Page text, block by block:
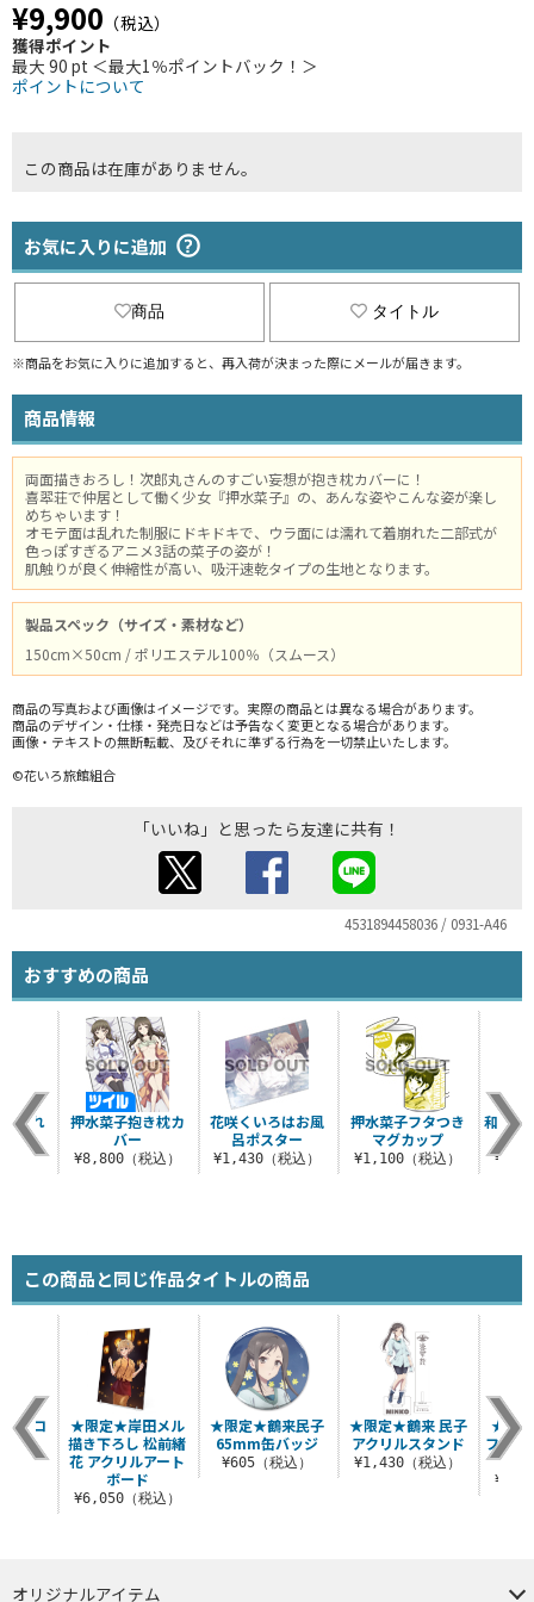
¥9,900 （税込）
獲得ポイント
最大 90 pt ＜最大1％ポイントバック！＞
ポイントについて
この商品は在庫がありません。
お気に入りに追加
商品 タイトル
※商品をお気に入りに追加すると、再入荷が決まった際にメールが届きます。
商品情報
両面描きおろし！次郎丸さんのすごい妄想が抱き枕カバーに！
喜翆荘で仲居として働く少女『押水菜子』の、あんな姿やこんな姿が楽し
めちゃいます！
オモテ面は乱れた制服にドキドキで、ウラ面には濡れて着崩れた二部式が
色っぽすぎるアニメ3話の菜子の姿が！
肌触りが良く伸縮性が高い、吸汗速乾タイプの生地となります。
製品スペック（サイズ・素材など）
150cm×50cm / ポリエステル100％（スムース）
商品の写真および画像はイメージです。実際の商品とは異なる場合があります。
商品のデザイン・仕様・発売日などは予告なく変更となる場合があります。
画像・テキストの無断転載、及びそれに準ずる行為を一切禁止いたします。
©花いろ旅館組合
「いいね」と思ったら友達に共有！
4531894458036 / 0931-A46
おすすめの商品
花咲くいろはお風
呂ポスター
¥1,430（税込）
押水菜子フタつき
マグカップ
¥1,100（税込）
和倉結
き
まれ
ー
込）
押水菜子抱き枕カ
バー
¥8,800（税込）
この商品と同じ作品タイトルの商品
★限定★鶴来民子
65mm缶バッジ
¥605（税込）
★限定★鶴来 民子
アクリルスタンド
¥1,430（税込）
★限
フルグ
荘 コ
ット
込）
★限定★岸田メル
描き下ろし 松前緒
花 アクリルアート
ボード
¥6,050（税込）
オリジナルアイテム